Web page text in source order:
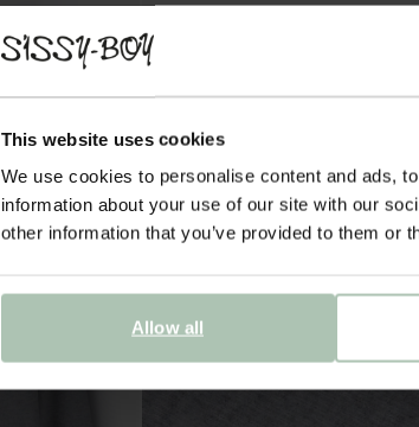
This website uses cookies
We use cookies to personalise content and ads,
information about your use of our site with our
other information that you’ve provided to them or
Allow all